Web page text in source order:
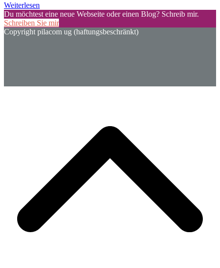
Weiterlesen
Du möchtest eine neue Webseite oder einen Blog? Schreib mir.
Schreiben Sie mir
Copyright pilacom ug (haftungsbeschränkt)